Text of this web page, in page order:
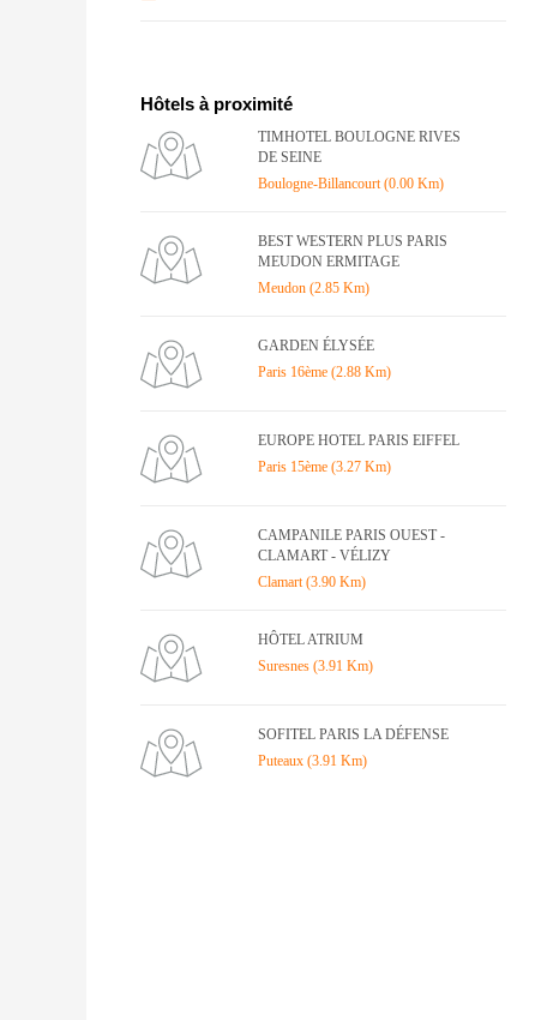
Hôtels à proximité
TIMHOTEL BOULOGNE RIVES
DE SEINE
Boulogne-Billancourt (0.00 Km)
BEST WESTERN PLUS PARIS
MEUDON ERMITAGE
Meudon (2.85 Km)
GARDEN ÉLYSÉE
Paris 16ème (2.88 Km)
EUROPE HOTEL PARIS EIFFEL
Paris 15ème (3.27 Km)
CAMPANILE PARIS OUEST -
CLAMART - VÉLIZY
Clamart (3.90 Km)
HÔTEL ATRIUM
Suresnes (3.91 Km)
SOFITEL PARIS LA DÉFENSE
Puteaux (3.91 Km)